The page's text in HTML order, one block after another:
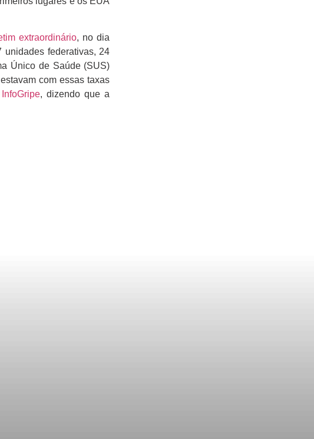
extraordinário, no dia
federativas, 24
Único de Saúde (SUS)
com essas taxas
, dizendo que a